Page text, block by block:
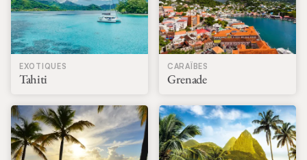
EXOTIQUES
Tahiti
CARAÏBES
Grenade